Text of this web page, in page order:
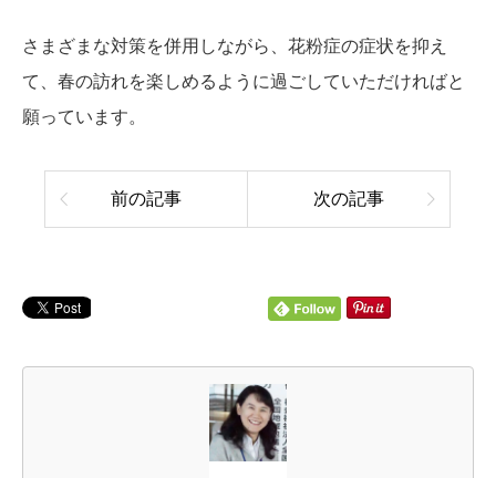
さまざまな対策を併用しながら、花粉症の症状を抑え
て、春の訪れを楽しめるように過ごしていただければと
願っています。
前の記事 次の記事